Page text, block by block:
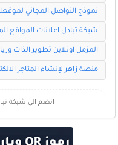
نموذج التواصل المجاني
شبكة تبادل اعلانات المواقع
المزمل اونلاين تطوير الذات
منصة زاهر لإنشاء المتاجر
انضم الى شبكة